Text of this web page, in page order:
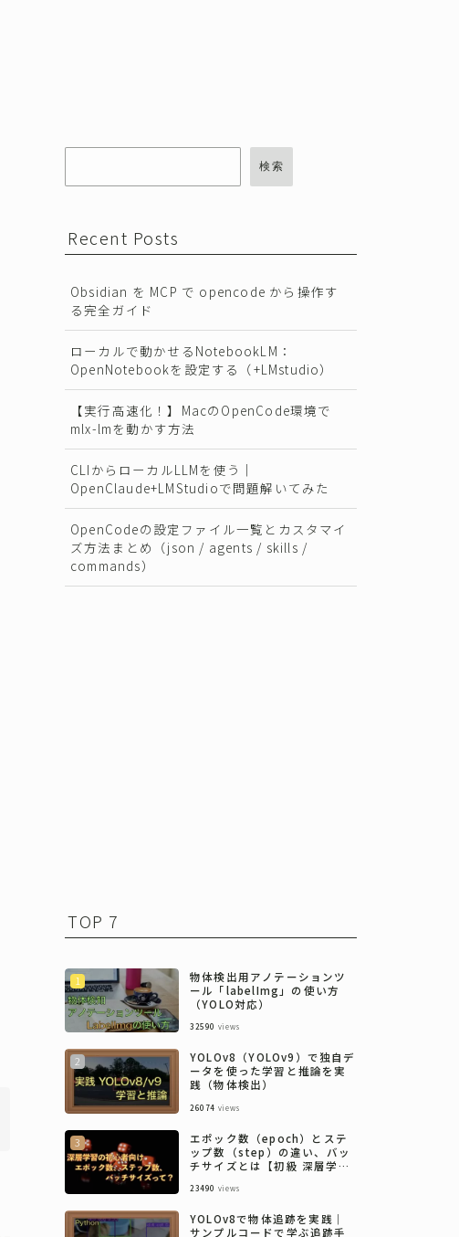
検索
Recent Posts
Obsidian を MCP で opencode から操作す
る完全ガイド
ローカルで動かせるNotebookLM：
OpenNotebookを設定する（+LMstudio）
【実行高速化！】MacのOpenCode環境で
mlx-lmを動かす方法
CLIからローカルLLMを使う｜
OpenClaude+LMStudioで問題解いてみた
OpenCodeの設定ファイル一覧とカスタマイ
ズ方法まとめ（json / agents / skills /
commands）
TOP 7
物体検出用アノテーションツ
ール「labelImg」の使い方
（YOLO対応）
32590 views
YOLOv8（YOLOv9）で独自デ
ータを使った学習と推論を実
践（物体検出）
26074 views
エポック数（epoch）とステ
ップ数（step）の違い、バッ
チサイズとは【初級 深層学習
23490 views
YOLOv8で物体追跡を実践｜
サンプルコードで学ぶ追跡手